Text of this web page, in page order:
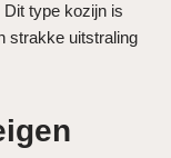
type kozijn is
strakke uitstraling